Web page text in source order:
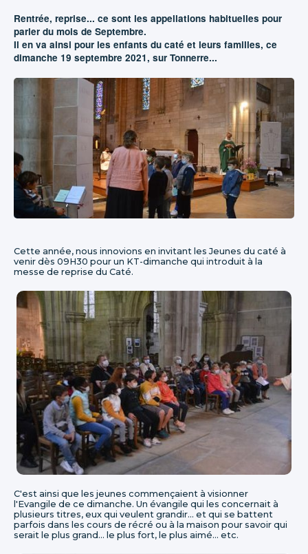
Rentrée, reprise... ce sont les appellations habituelles pour
parler du mois de Septembre.
Il en va ainsi pour les enfants du caté et leurs familles, ce
dimanche 19 septembre 2021, sur Tonnerre...
Cette année, nous innovions en invitant les Jeunes du caté à
venir dès 09H30 pour un KT-dimanche qui introduit à la
messe de reprise du Caté.
C'est ainsi que les jeunes commençaient à visionner
l'Evangile de ce dimanche. Un évangile qui les concernait à
plusieurs titres, eux qui veulent grandir... et qui se battent
parfois dans les cours de récré ou à la maison pour savoir qui
serait le plus grand... le plus fort, le plus aimé... etc.